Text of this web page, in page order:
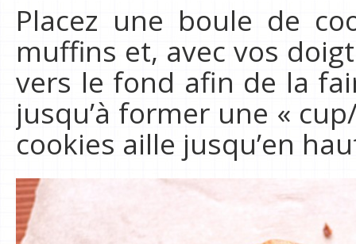
Placez une boule de
muffins et, avec vos
vers le fond afin de la
jusqu’à former une «
cookies aille jusqu’en